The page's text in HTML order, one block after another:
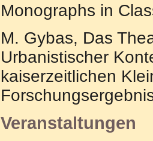
Monographs in
M. Gybas, Das
Urbanistischer
kaiserzeitlichen
Veranstaltungen